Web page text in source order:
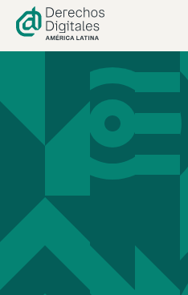
contenido